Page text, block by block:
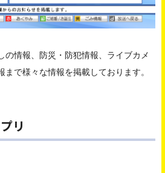
の情報、防災・防犯情報、ライブカメ
で様々な情報を掲載しております。
リ